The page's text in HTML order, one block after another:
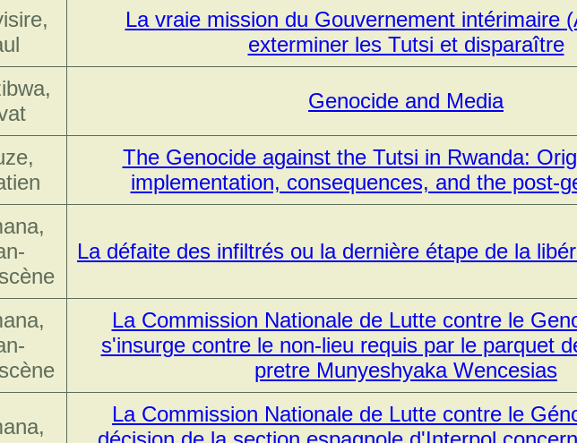
La vraie mission du Gouvernement intérimaire
exterminer les Tutsi et disparaître
Genocide and Media
The Genocide against the Tutsi in Rwanda:
implementation, consequences, and the post-
La défaite des infiltrés ou la dernière étape de la
La Commission Nationale de Lutte contre le
s'insurge contre le non-lieu requis par le parquet
pretre Munyeshyaka Wencesias
La Commission Nationale de Lutte contre le